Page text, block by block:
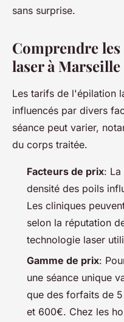
sans surprise.
Comprendre
laser à Marseille
Les tarifs de l'épilation
influencés par divers
séance peut varier,
du corps traitée.
Facteurs de prix:
densité des poils
Les cliniques
selon la réputation
technologie laser
Gamme de prix:
une séance unique
que des forfaits de
et 600€. Chez les